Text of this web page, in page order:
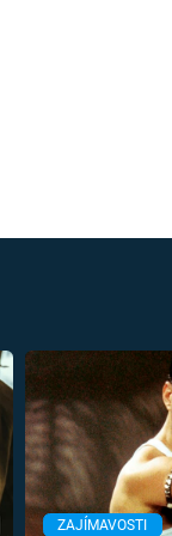
ZAJÍMAVOSTI